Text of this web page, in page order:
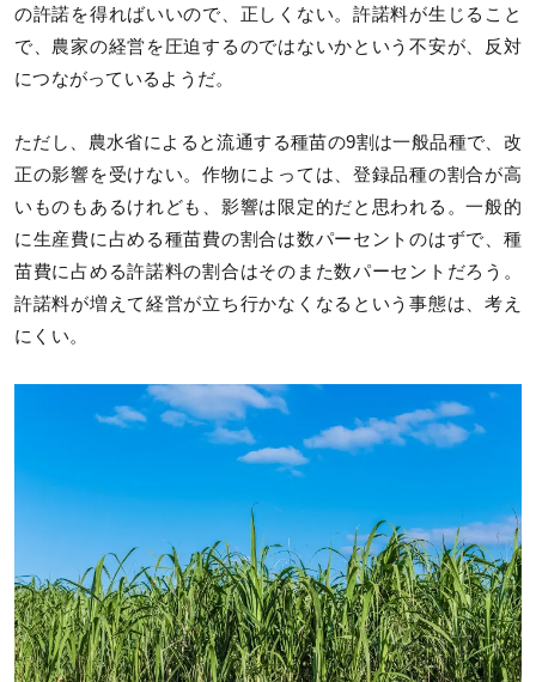
の許諾を得ればいいので、正しくない。許諾料が生じること
で、農家の経営を圧迫するのではないかという不安が、反対
につながっているようだ。
ただし、農水省によると流通する種苗の9割は一般品種で、改
正の影響を受けない。作物によっては、登録品種の割合が高
いものもあるけれども、影響は限定的だと思われる。一般的
に生産費に占める種苗費の割合は数パーセントのはずで、種
苗費に占める許諾料の割合はそのまた数パーセントだろう。
許諾料が増えて経営が立ち行かなくなるという事態は、考え
にくい。